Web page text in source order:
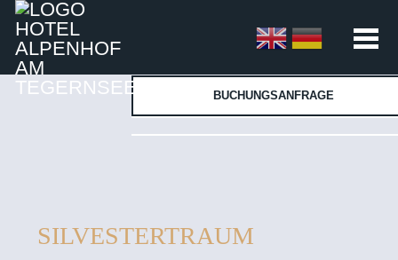
BUCHUNGSANFRAGE
SILVESTERTRAUM